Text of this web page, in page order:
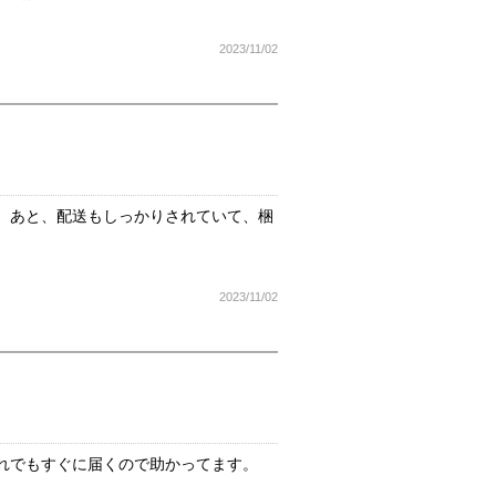
2023/11/02
あと、配送もしっかりされていて、梱
2023/11/02
もすぐに届くので助かってます。